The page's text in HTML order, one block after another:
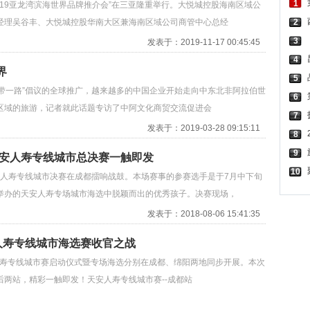
龙湾滨海世界品牌推介会”在三亚隆重举行。大悦城控股海南区域公
吴谷丰、大悦城控股华南大区兼海南区域公司商管中心总经
发表于：2019-11-17 00:45:45
路”倡议的全球推广，越来越多的中国企业开始走向中东北非阿拉伯世
的旅游，记者就此话题专访了中阿文化商贸交流促进会
发表于：2019-03-28 09:15:11
人寿专线城市总决赛一触即发
寿专线城市决赛在成都擂响战鼓。本场赛事的参赛选手是于7月中下旬
的天安人寿专场城市海选中脱颖而出的优秀孩子。决赛现场，
发表于：2018-08-06 15:41:35
专线城市海选赛收官之战
专线城市赛启动仪式暨专场海选分别在成都、绵阳两地同步开展。本次
站，精彩一触即发！天安人寿专线城市赛--成都站
1
2
3
4
5
6
7
8
9
10